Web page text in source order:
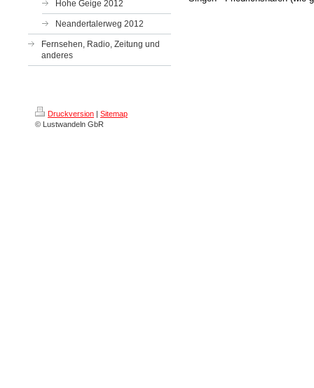
Hohe Geige 2012
Neandertalerweg 2012
Fernsehen, Radio, Zeitung und
anderes
Druckversion | Sitemap
© Lustwandeln GbR